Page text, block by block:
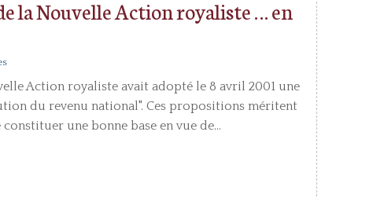
la Nouvelle Action royaliste … en
Action royaliste avait adopté le 8 avril 2001 une
du revenu national". Ces propositions méritent
une bonne base en vue de...